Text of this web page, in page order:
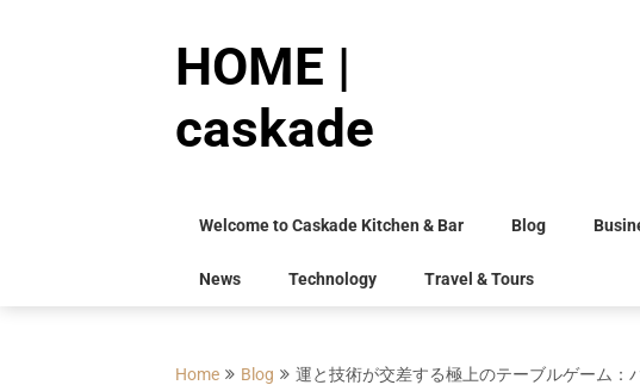
HOME |
caskade
Welcome to Caskade Kitchen & Bar Blog
News Technology Travel & Tours
Home Blog 運と技術が交差する極上のテーブルゲーム：